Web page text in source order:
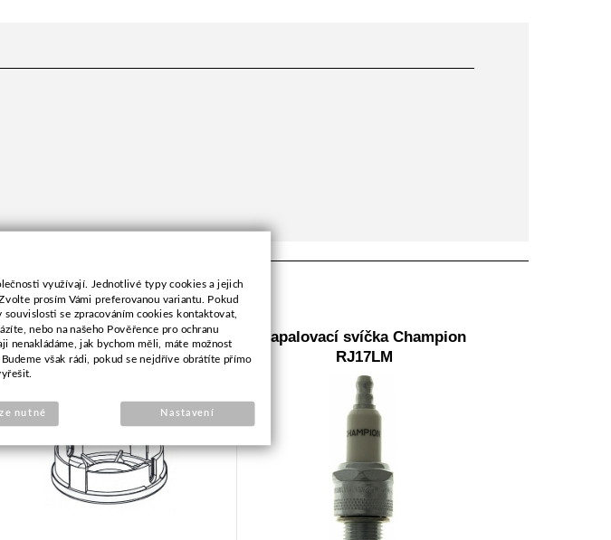
Horní díl strunové hlavy BVC
Zapalovací svíčka Champion
RJ17LM
využívají. Jednotlivé typy cookies a jejich
prosím Vámi preferovanou variantu. Pokud
se zpracováním cookies kontaktovat,
nebo na našeho Pověřence pro ochranu
nenakládáme, jak bychom měli, máte možnost
však rádi, pokud se nejdříve obrátíte přímo
nutné Nastavení